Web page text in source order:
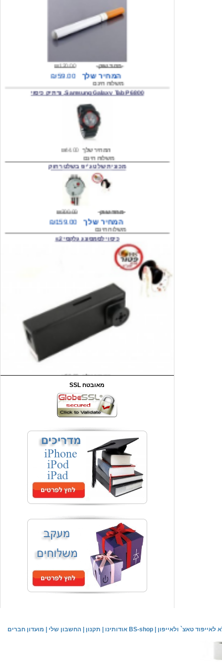
₪120.00
משלוח חינם
Samsung Galaxy Tab P6800, נרתיק כיסוי
המחיר שלך
משלוח חינם
₪300.00 מחיר שוק
₪159.00
כיסוי לסמסונג גלקסי s2
₪59.00
₪90.00 מחיר שוק
₪49.00 המחיר כולל משלוח :
כיסוי אחורי לאייפון 4/4S
₪59.00
המחיר שלך
משלוח חינם
שעון יד אופנתי
₪59.00
המחיר שלך
משלוח חינם
שעון יד לילדים \ הלו קיטי - לבן
₪44.00 המחיר שלך
SSL מאובטח
מועדון חברים החשבון שלי תקנון אודותינו BS-shop טאצ` ולאייפון